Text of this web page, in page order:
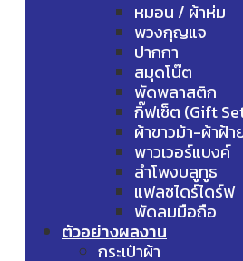
หมอน / ผ้าห่ม
พวงกุญแจ
ปากกา
สมุดโน๊ต
พัดพลาสติก
กิ๊ฟเซ็ต (Gift
ผ้าขาวม้า-ผ้าฝ้า
พาวเวอร์แบงค์
ลำโพงบลูทูธ
แฟลชไดร์ไดร์ฟ
พัดลมมือถือ
ตัวอย่างผลงาน
กระเป๋าผ้า